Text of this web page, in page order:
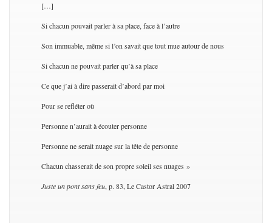
[…]
Si chacun pouvait parler à sa place, face à l’autre
Son immuable, même si l’on savait que tout mue autour de nous
Si chacun ne pouvait parler qu’à sa place
Ce que j’ai à dire passerait d’abord par moi
Pour se refléter où
Personne n’aurait à écouter personne
Personne ne serait nuage sur la tête de personne
Chacun chasserait de son propre soleil ses nuages »
Juste un pont sans feu, p. 83, Le Castor Astral 2007